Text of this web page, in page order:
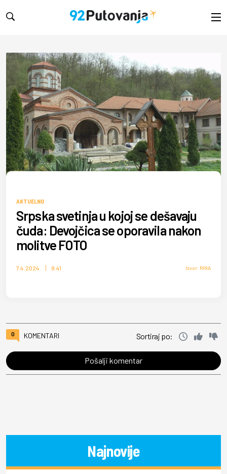
AKTUELNO
Srpska svetinja u kojoj se dešavaju
čuda: Devojčica se oporavila nakon
molitve FOTO
7.4.2024. 9:41 Izvor: RINA
0 KOMENTARI Sortiraj po:
Pošalji komentar
Najnovije